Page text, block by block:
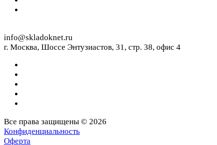
info@skladoknet.ru
г. Москва, Шоссе Энтузиастов, 31, стр. 38, офис 4
Все права защищены © 2026
Конфиденциальность
Оферта